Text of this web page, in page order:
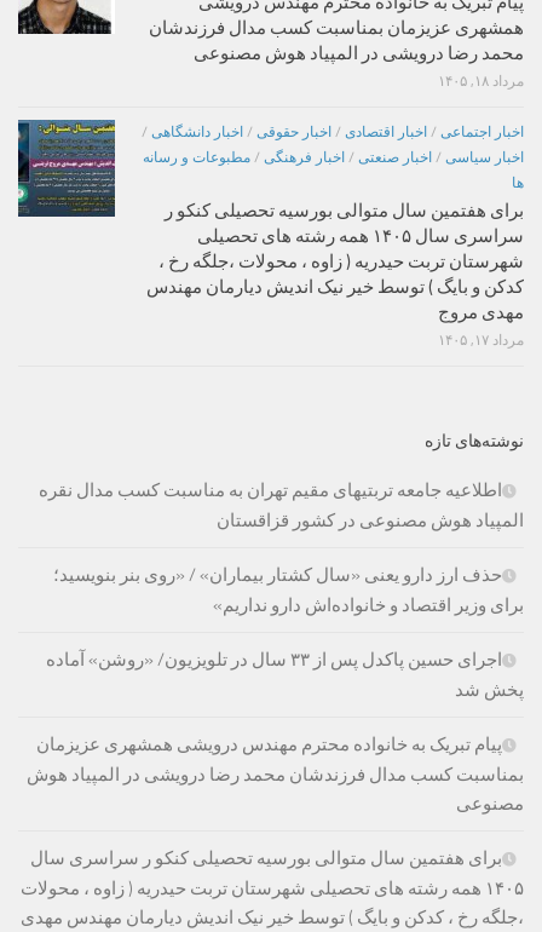
همشهری عزیزمان بمناسبت کسب مدال فرزندشان
محمد رضا درویشی در المپیاد هوش مصنوعی
مرداد ۱۸, ۱۴۰۵
اخبار اجتماعی / اخبار اقتصادی / اخبار حقوقی / اخبار دانشگاهی /
اخبار سیاسی / اخبار صنعتی / اخبار فرهنگی / مطبوعات و رسانه
ها
برای هفتمین سال متوالی بورسیه تحصیلی کنکو ر
سراسری سال ۱۴۰۵ همه رشته های تحصیلی
شهرستان تربت حیدریه ( زاوه ، محولات ،جلگه رخ ،
کدکن و بایگ ) توسط خیر نیک اندیش دیارمان مهندس
مهدی مروج
مرداد ۱۷, ۱۴۰۵
نوشته‌های تازه
اطلاعیه جامعه تربتیهای مقیم تهران به مناسبت کسب مدال نقره
المپیاد هوش مصنوعی در کشور قزاقستان
حذف ارز دارو یعنی «سال کشتار بیماران» / «روی بنر بنویسید؛
برای وزیر اقتصاد و خانواده‌اش دارو نداریم»
اجرای حسین پاکدل پس از ۳۳ سال در تلویزیون/ «روشن» آماده
پخش شد
پیام تبریک به خانواده محترم مهندس درویشی همشهری عزیزمان
بمناسبت کسب مدال فرزندشان محمد رضا درویشی در المپیاد هوش
مصنوعی
برای هفتمین سال متوالی بورسیه تحصیلی کنکو ر سراسری سال
۱۴۰۵ همه رشته های تحصیلی شهرستان تربت حیدریه ( زاوه ، محولات
،جلگه رخ ، کدکن و بایگ ) توسط خیر نیک اندیش دیارمان مهندس مهدی